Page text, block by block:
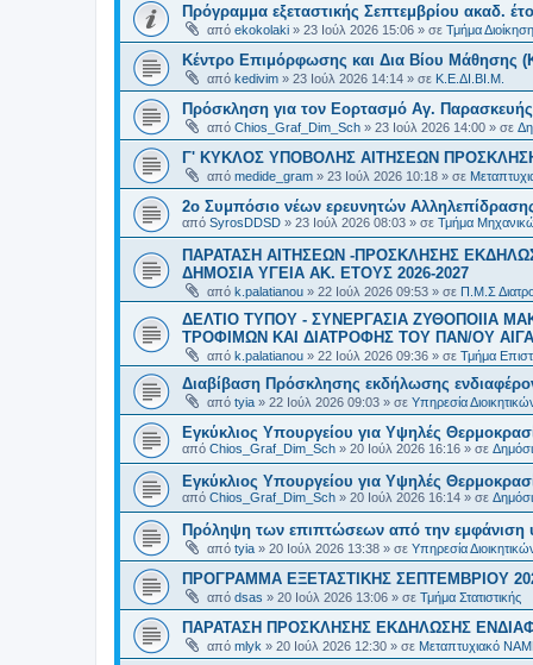
Πρόγραμμα εξεταστικής Σεπτεμβρίου ακαδ.
από ekokolaki » 23 Ιούλ 2026 15:06 » σε Τμήμα
Κέντρο Επιμόρφωσης και Δια Βίου Μάθησης
από kedivim » 23 Ιούλ 2026 14:14 » σε Κ.Ε.ΔΙ.ΒΙ.Μ.
Πρόσκληση για τον Εορτασμό Αγ.
από Chios_Graf_Dim_Sch » 23 Ιούλ 2026 14:00 » σε
Γ' ΚΥΚΛΟΣ ΥΠΟΒΟΛΗΣ ΑΙΤΗΣΕΩΝ
από medide_gram » 23 Ιούλ 2026 10:18 » σε
2ο Συμπόσιο νέων ερευνητών
από SyrosDDSD » 23 Ιούλ 2026 08:03 » σε Τμήμα
ΠΑΡΑΤΑΣΗ ΑΙΤΗΣΕΩΝ -ΠΡΟΣΚΛΗΣΗΣ
ΔΗΜΟΣΙΑ ΥΓΕΙΑ AK. ETOYΣ 2026-2027
από k.palatianou » 22 Ιούλ 2026 09:53 » σε Π.Μ.Σ
ΔΕΛΤΙΟ ΤΥΠΟΥ - ΣΥΝΕΡΓΑΣΙΑ ΖΥΘΟΠΟΙΙΑ
ΤΡΟΦΙΜΩΝ ΚΑΙ ΔΙΑΤΡΟΦΗΣ ΤΟΥ ΠΑΝ/ΟΥ
από k.palatianou » 22 Ιούλ 2026 09:36 » σε Τμήμα
Διαβίβαση Πρόσκλησης εκδήλωσης
από tyia » 22 Ιούλ 2026 09:03 » σε Υπηρεσία
Εγκύκλιος Υπουργείου για Υψηλές
από Chios_Graf_Dim_Sch » 20 Ιούλ 2026 16:16 » σε
Εγκύκλιος Υπουργείου για Υψηλές
από Chios_Graf_Dim_Sch » 20 Ιούλ 2026 16:14 » σε
Πρόληψη των επιπτώσεων από την εμφάνιση
από tyia » 20 Ιούλ 2026 13:38 » σε Υπηρεσία
ΠΡΟΓΡΑΜΜΑ ΕΞΕΤΑΣΤΙΚΗΣ ΣΕΠΤΕΜΒΡΙΟΥ
από dsas » 20 Ιούλ 2026 13:06 » σε Τμήμα Στατιστικής
ΠΑΡΑΤΑΣΗ ΠΡΟΣΚΛΗΣΗΣ ΕΚΔΗΛΩΣΗΣ
από mlyk » 20 Ιούλ 2026 12:30 » σε Μεταπτυχιακό